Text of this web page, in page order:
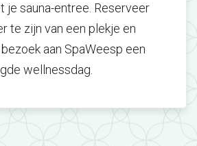
je sauna-entree. Reserveer
te zijn van een plekje en
aan SpaWeesp een
wellnessdag.